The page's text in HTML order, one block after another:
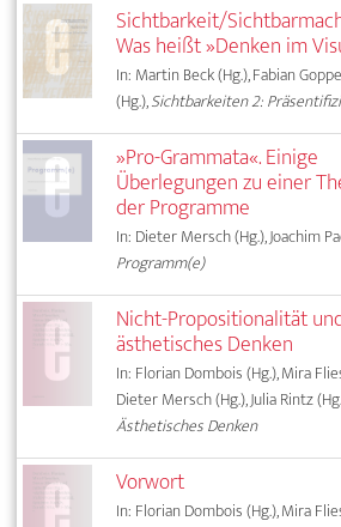
Sichtbarkeit/
Was heißt »Denken im
In: Martin Beck (Hg.), Fabian
(Hg.),Sichtbarkeiten 2:
»Pro-Grammata«. Einige
Überlegungen zu einer
der Programme
In: Dieter Mersch (Hg.), Joachim
Programm(e)
Nicht-Propositionalität
ästhetisches Denken
In: Florian Dombois (Hg.), Mira
Dieter Mersch (Hg.), Julia Rintz
Ästhetisches Denken
Vorwort
In: Florian Dombois (Hg.), Mira